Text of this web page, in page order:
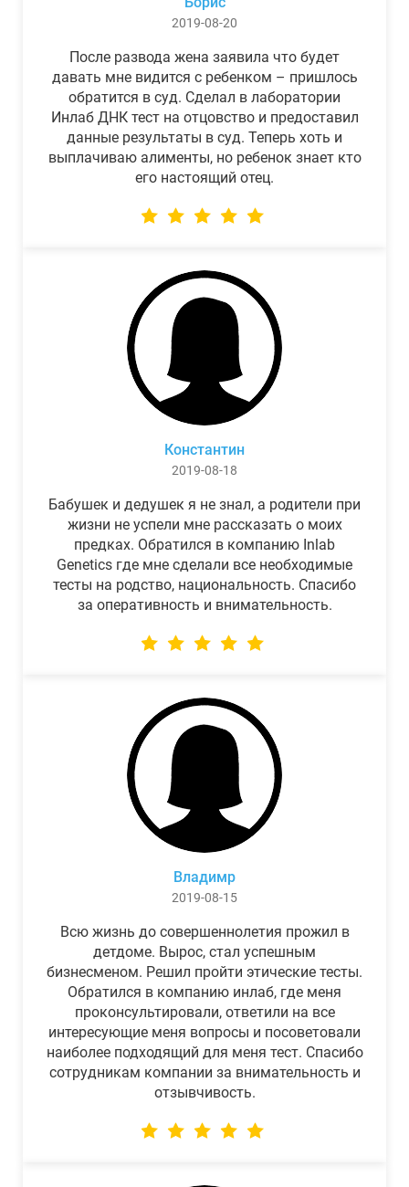
2019-08-20
После развода жена заявила что будет
давать мне видится с ребенком – пришлось
обратится в суд. Сделал в лаборатории
Инлаб ДНК тест на отцовство и предоставил
данные результаты в суд. Теперь хоть и
выплачиваю алименты, но ребенок знает кто
его настоящий отец.
Константин
2019-08-18
Бабушек и дедушек я не знал, а родители при
жизни не успели мне рассказать о моих
предках. Обратился в компанию Inlab
Genetics где мне сделали все необходимые
тесты на родство, национальность. Спасибо
за оперативность и внимательность.
Владимр
2019-08-15
Всю жизнь до совершеннолетия прожил в
детдоме. Вырос, стал успешным
бизнесменом. Решил пройти этические тесты.
Обратился в компанию инлаб, где меня
проконсультировали, ответили на все
интересующие меня вопросы и посоветовали
наиболее подходящий для меня тест. Спасибо
сотрудникам компании за внимательность и
отзывчивость.